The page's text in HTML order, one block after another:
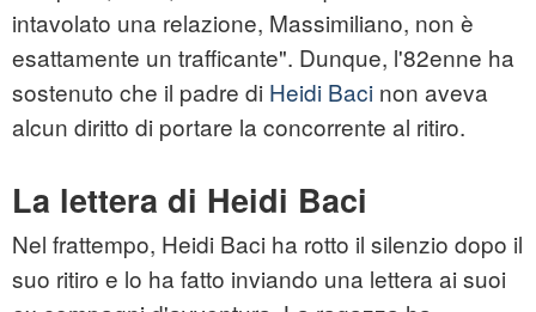
intavolato una relazione, Massimiliano, non è
esattamente un trafficante". Dunque, l'82enne ha
sostenuto che il padre di Heidi Baci non aveva
alcun diritto di portare la concorrente al ritiro.
La lettera di Heidi Baci
Nel frattempo, Heidi Baci ha rotto il silenzio dopo il
suo ritiro e lo ha fatto inviando una lettera ai suoi